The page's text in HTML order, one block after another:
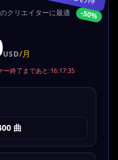
-50%
クリエイターに最適
USD/月
ー終了まであと:16:17:34
曲